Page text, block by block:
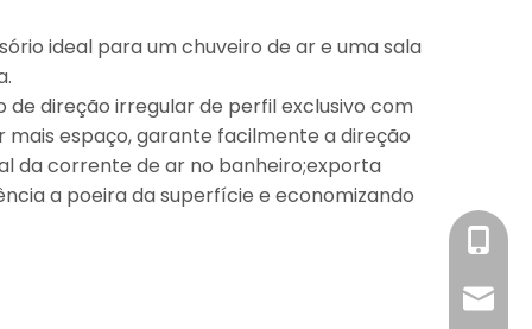
ideal para um chuveiro de ar e uma sala
direção irregular de perfil exclusivo com
espaço, garante facilmente a direção
da corrente de ar no banheiro;exporta
a poeira da superfície e economizando